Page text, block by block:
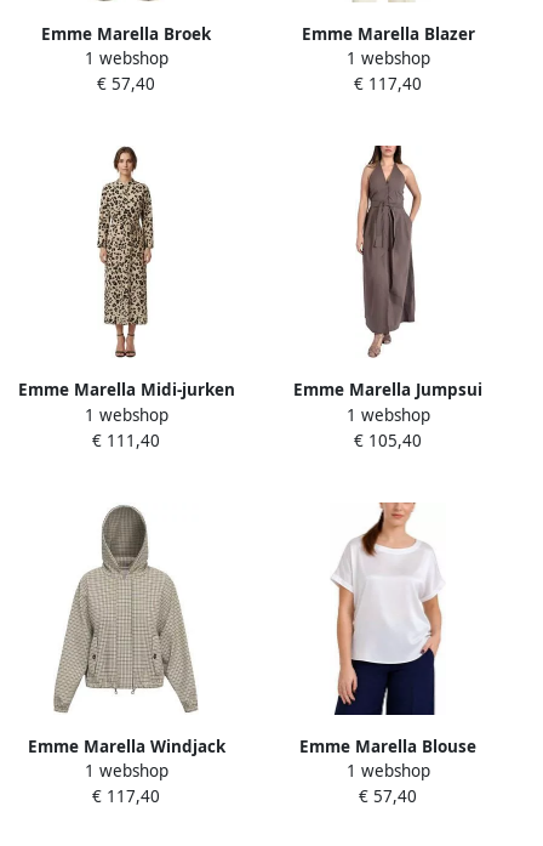
Emme Marella Broek
EMMSVELTO
1 webshop
€ 57,40
Emme Marella Blazer
EMMVINCITA
1 webshop
€ 117,40
Emme Marella Midi-jurken
EMMORMA
1 webshop
€ 111,40
Emme Marella Jumpsui
EMMEROICO
1 webshop
€ 105,40
Emme Marella Windjack
EMMZAMIA
1 webshop
€ 117,40
Emme Marella Blouse
EMMULULATO
1 webshop
€ 57,40